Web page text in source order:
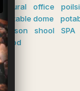
natural
office
portable dome
season
shool SPA
wood